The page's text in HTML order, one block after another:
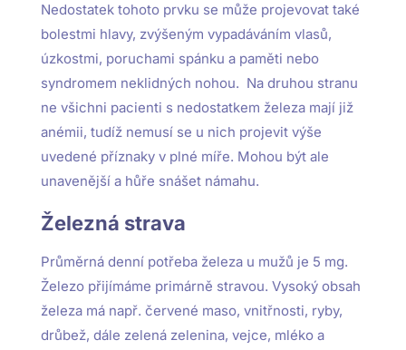
Nedostatek tohoto prvku se může projevovat také
bolestmi hlavy, zvýšeným vypadáváním vlasů,
úzkostmi, poruchami spánku a paměti nebo
syndromem neklidných nohou. Na druhou stranu
ne všichni pacienti s nedostatkem železa mají již
anémii, tudíž nemusí se u nich projevit výše
uvedené příznaky v plné míře. Mohou být ale
unavenější a hůře snášet námahu.
Železná strava
Průměrná denní potřeba železa u mužů je 5 mg.
Železo přijímáme primárně stravou. Vysoký obsah
železa má např. červené maso, vnitřnosti, ryby,
drůbež, dále zelená zelenina, vejce, mléko a